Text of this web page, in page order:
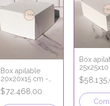
Box apilable
20x20x15 cm -
LÍNEA PREMIUM
$72.468,00
Box
LÍNEA